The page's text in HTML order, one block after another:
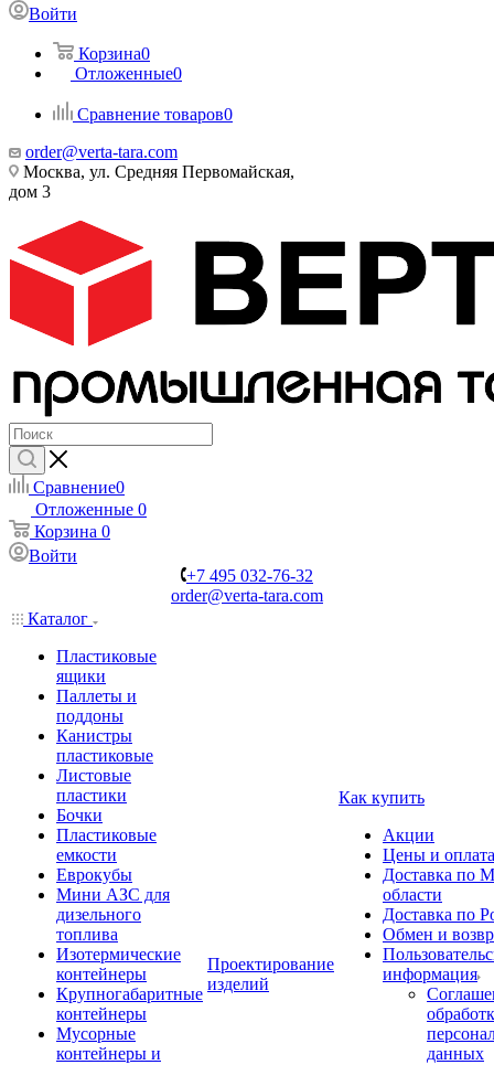
Войти
Корзина0
Отложенные0
Сравнение товаров0
order@verta-tara.com
Москва, ул. Средняя Первомайская,
дом 3
Сравнение0
Отложенные 0
Корзина 0
Войти
+7 495 032-76-32
order@verta-tara.com
Каталог
Пластиковые
ящики
Паллеты и
поддоны
Канистры
пластиковые
Листовые
пластики
Бочки
Пластиковые
емкости
Еврокубы
Мини АЗС для
дизельного
топлива
Изотермические
контейнеры
Крупногабаритные
контейнеры
Мусорные
контейнеры и
Проектирование
изделий
Как купить
Акции
Цены и оплата
Доставка по
области
Доставка по
Обмен и
информация
данных